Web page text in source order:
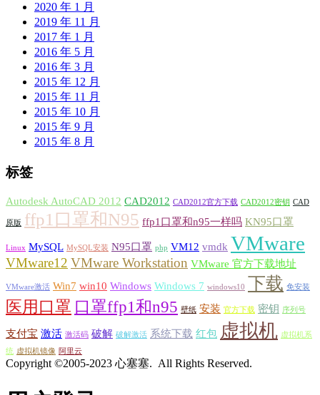
2020 年 1 月
2019 年 11 月
2017 年 1 月
2016 年 5 月
2016 年 3 月
2015 年 12 月
2015 年 11 月
2015 年 10 月
2015 年 9 月
2015 年 8 月
标签
Autodesk AutoCAD 2012 CAD2012 CAD2012官方下载 CAD2012密钥 CAD
原版 ffp1口罩和N95 ffp1口罩和n95一样吗 KN95口罩
Linux MySQL MySQL安装 N95口罩 php VM12 vmdk VMware
VMware12 VMware Workstation VMware 官方下载地址
VMware激活 Win7 win10 Windows Windows 7 windows10 下载 免安装
医用口罩 口罩ffp1和n95 壁纸 安装 官方下载 密钥 序列号
支付宝 激活 激活码 破解 破解激活 系统下载 红包 虚拟机 虚拟机系
统 虚拟机镜像 阿里云
Copyright ©2005-2023 心塞塞. All Rights Reserved.